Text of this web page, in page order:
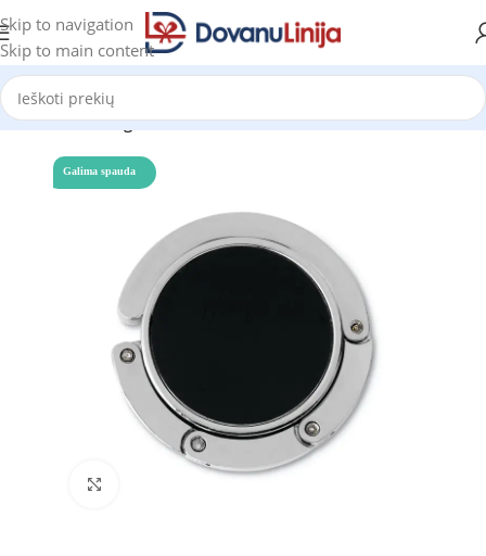
Skip to navigation
Skip to main content
Pradžia Katalogas
Galima spauda